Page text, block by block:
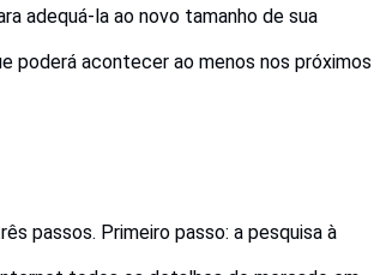
adequá-la ao novo tamanho de sua
poderá acontecer ao menos nos próximos
passos. Primeiro passo: a pesquisa à